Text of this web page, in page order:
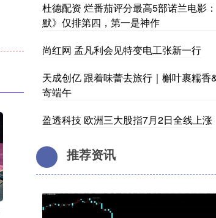
杜德配资 烂番茄评分最高5部诺兰电影
默》仅排第四，第一是神作
尚红网 孟凡利会见特变电工张新一行
天成创亿 跟着味蕾去旅行｜槲叶裹糯香
寄端午
盈透科技 欧洲三大股指7月2日全线上涨
推荐资讯